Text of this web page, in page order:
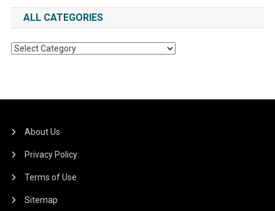
ALL CATEGORIES
All
About Us
Privacy Policy
Terms of Use
Sitemap